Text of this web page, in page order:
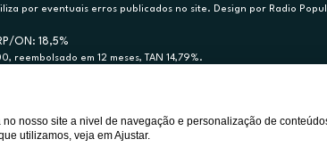
por eventuais erros publicados no site. Design por Radio
ON: 18,5%
reembolsado em 12 meses, TAN 14,79%.
S.A. (Registo BdP848) atua como intermediário de crédito a título
nosso site a nivel de navegação e personalização de
utilizamos, veja em Ajustar.